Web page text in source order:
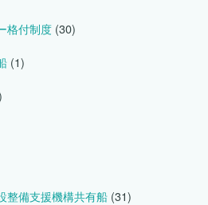
格付制度 (30)
(1)
整備支援機構共有船 (31)